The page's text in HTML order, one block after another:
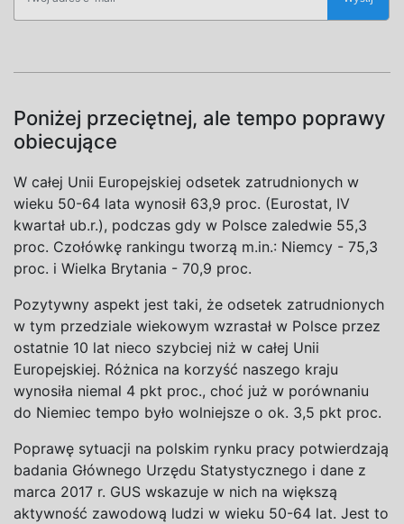
Poniżej przeciętnej, ale tempo poprawy
obiecujące
W całej Unii Europejskiej odsetek zatrudnionych w
wieku 50-64 lata wynosił 63,9 proc. (Eurostat, IV
kwartał ub.r.), podczas gdy w Polsce zaledwie 55,3
proc. Czołówkę rankingu tworzą m.in.: Niemcy - 75,3
proc. i Wielka Brytania - 70,9 proc.
Pozytywny aspekt jest taki, że odsetek zatrudnionych
w tym przedziale wiekowym wzrastał w Polsce przez
ostatnie 10 lat nieco szybciej niż w całej Unii
Europejskiej. Różnica na korzyść naszego kraju
wynosiła niemal 4 pkt proc., choć już w porównaniu
do Niemiec tempo było wolniejsze o ok. 3,5 pkt proc.
Poprawę sytuacji na polskim rynku pracy potwierdzają
badania Głównego Urzędu Statystycznego i dane z
marca 2017 r. GUS wskazuje w nich na większą
aktywność zawodową ludzi w wieku 50-64 lat. Jest to